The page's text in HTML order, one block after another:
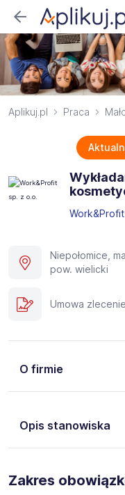
Aplikuj.pl Praca
Niepołomice,
pow. wielicki
Umowa zlecenie
O firmie
Opis stanowiska
Pośrednictwa Pracy i
Profit jest obecnie
Zakres